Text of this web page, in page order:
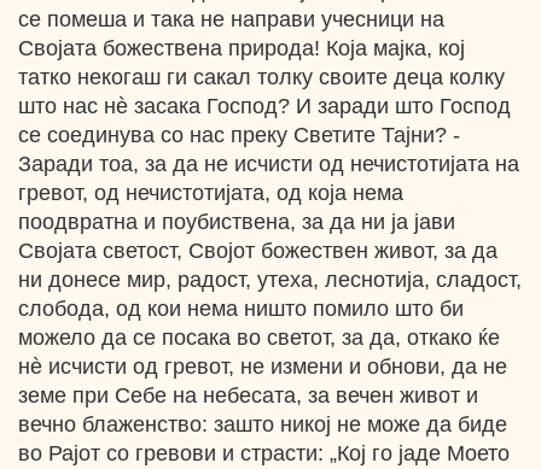
се помеша и така не направи учесници на
Својата божествена природа! Која мајка, кој
татко некогаш ги сакал толку своите деца колку
што нас нè засака Господ? И заради што Господ
се соединува со нас преку Светите Тајни? -
Заради тоа, за да не исчисти од нечистотијата на
гревот, од нечистотијата, од која нема
поодвратна и поубиствена, за да ни ја јави
Својата светост, Својот божествен живот, за да
ни донесе мир, радост, утеха, леснотија, сладост,
слобода, од кои нема ништо помило што би
можело да се посака во светот, за да, откако ќе
нè исчисти од гревот, не измени и обнови, да не
земе при Себе на небесата, за вечен живот и
вечно блаженство: зашто никој не може да биде
во Рајот со гревови и страсти: „Кој го јаде Моето